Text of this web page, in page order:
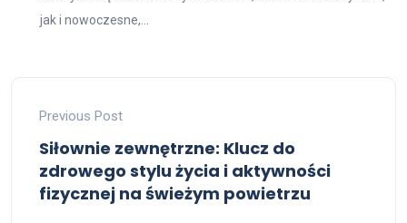
jak i nowoczesne,...
Previous Post
Siłownie zewnętrzne: Klucz do
zdrowego stylu życia i aktywności
fizycznej na świeżym powietrzu